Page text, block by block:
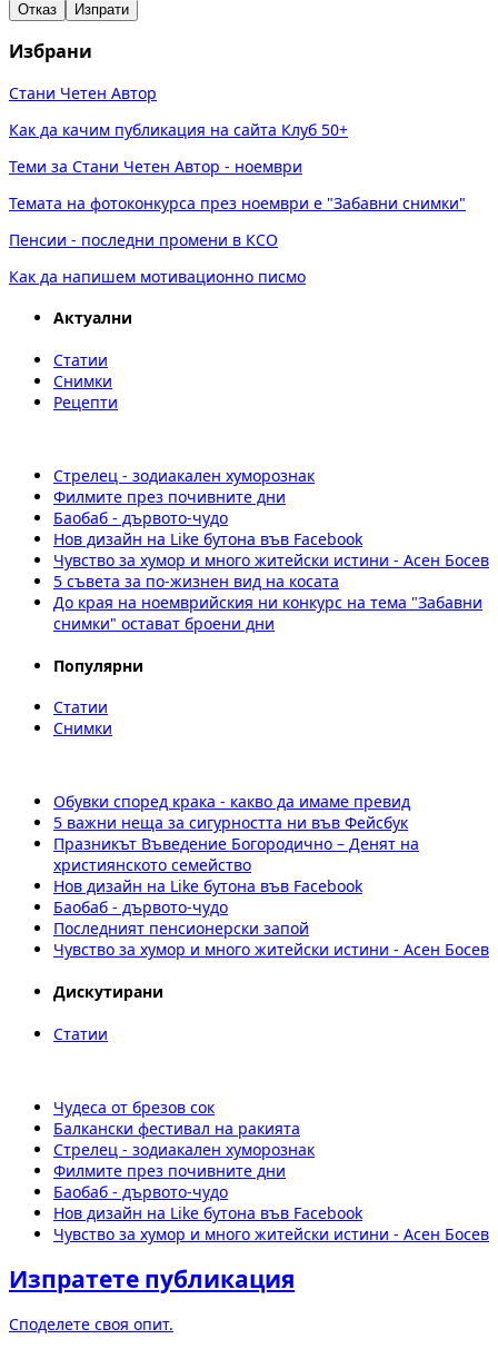
Отказ Изпрати
Избрани
Стани Четен Автор
Как да качим публикация на сайта Клуб 50+
Теми за Стани Четен Автор - ноември
Темата на фотоконкурса през ноември е "Забавни снимки"
Пенсии - последни промени в КСО
Как да напишем мотивационно писмо
Актуални
Статии
Снимки
Рецепти
Стрелец - зодиакален хуморознак
Филмите през почивните дни
Баобаб - дървото-чудо
Нов дизайн на Like бутона във Facebook
Чувство за хумор и много житейски истини - Асен Босев
5 съвета за по-жизнен вид на косата
До края на ноемврийския ни конкурс на тема "Забавни
снимки" остават броени дни
Популярни
Статии
Снимки
Обувки според крака - какво да имаме превид
5 важни неща за сигурността ни във Фейсбук
Празникът Въведение Богородично – Денят на
християнското семейство
Нов дизайн на Like бутона във Facebook
Баобаб - дървото-чудо
Последният пенсионерски запой
Чувство за хумор и много житейски истини - Асен Босев
Дискутирани
Статии
Чудеса от брезов сок
Балкански фестивал на ракията
Стрелец - зодиакален хуморознак
Филмите през почивните дни
Баобаб - дървото-чудо
Нов дизайн на Like бутона във Facebook
Чувство за хумор и много житейски истини - Асен Босев
Изпратете публикация
Споделете своя опит.